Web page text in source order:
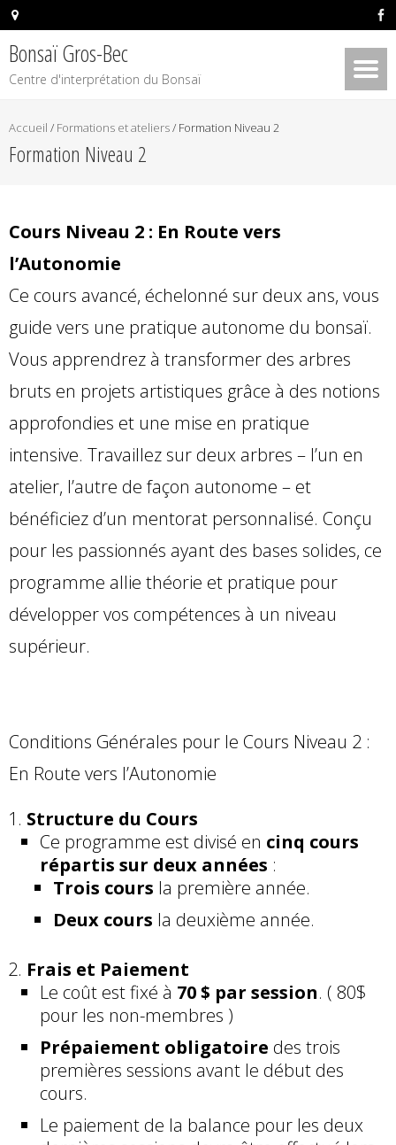
Bonsaï Gros-Bec
Centre d'interprétation du Bonsaï
Accueil / Formations et ateliers/ Formation Niveau 2
Formation Niveau 2
Cours Niveau 2 : En Route vers
l’Autonomie
Ce cours avancé, échelonné sur deux ans, vous
guide vers une pratique autonome du bonsaï.
Vous apprendrez à transformer des arbres
bruts en projets artistiques grâce à des notions
approfondies et une mise en pratique
intensive. Travaillez sur deux arbres – l’un en
atelier, l’autre de façon autonome – et
bénéficiez d’un mentorat personnalisé. Conçu
pour les passionnés ayant des bases solides, ce
programme allie théorie et pratique pour
développer vos compétences à un niveau
supérieur.
Conditions Générales pour le Cours Niveau 2 :
En Route vers l’Autonomie
Structure du Cours
Ce programme est divisé en cinq cours
répartis sur deux années :
Trois cours la première année.
Deux cours la deuxième année.
Frais et Paiement
Le coût est fixé à 70 $ par session. ( 80$
pour les non-membres )
Prépaiement obligatoire des trois
premières sessions avant le début des
cours.
Le paiement de la balance pour les deux